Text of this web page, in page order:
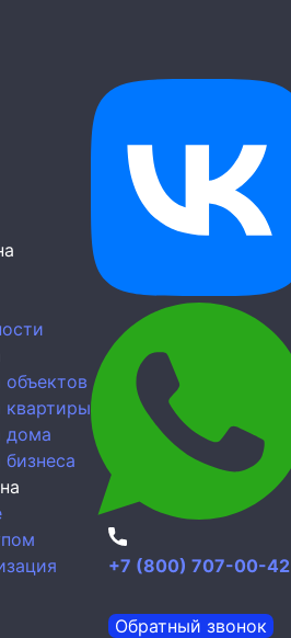
объектов
квартиры
дома
+7 (800) 707-00-42
Обратный звонок